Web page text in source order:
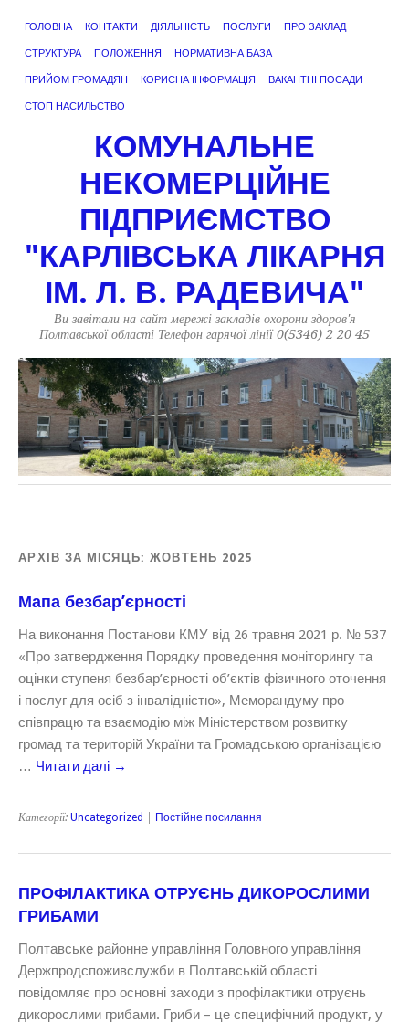
ГОЛОВНА КОНТАКТИ ДІЯЛЬНІСТЬ ПОСЛУГИ ПРО ЗАКЛАД
СТРУКТУРА ПОЛОЖЕННЯ НОРМАТИВНА БАЗА
ПРИЙОМ ГРОМАДЯН КОРИСНА ІНФОРМАЦІЯ ВАКАНТНІ ПОСАДИ
СТОП НАСИЛЬСТВО
КОМУНАЛЬНЕ
НЕКОМЕРЦІЙНЕ
ПІДПРИЄМСТВО
"КАРЛІВСЬКА ЛІКАРНЯ
ІМ. Л. В. РАДЕВИЧА"
Ви завітали на сайт мережі закладів охорони здоров'я
Полтавської області Телефон гарячої лінії 0(5346) 2 20 45
АРХІВ ЗА МІСЯЦЬ: ЖОВТЕНЬ 2025
Мапа безбар’єрності
На виконання Постанови КМУ від 26 травня 2021 р. № 537
«Про затвердження Порядку проведення моніторингу та
оцінки ступеня безбар’єрності об’єктів фізичного оточення
і послуг для осіб з інвалідністю», Меморандуму про
співпрацю та взаємодію між Міністерством розвитку
громад та територій України та Громадською організацією
… Читати далі →
Категорії: Uncategorized Постійне посилання
ПРОФІЛАКТИКА ОТРУЄНЬ ДИКОРОСЛИМИ
ГРИБАМИ
Полтавське районне управління Головного управління
Держпродспоживслужби в Полтавській області
повідомляє про основні заходи з профілактики отруєнь
дикорослими грибами. Гриби – це специфічний продукт, у